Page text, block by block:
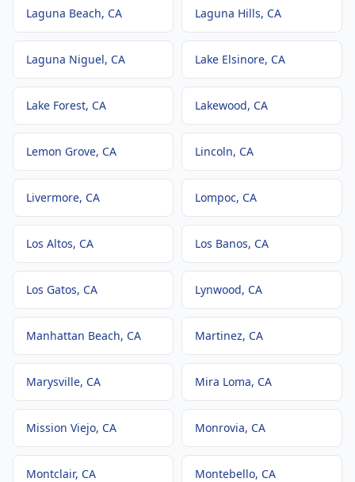
Laguna Beach, CA Laguna Hills, CA
Laguna Niguel, CA Lake Elsinore, CA
Lake Forest, CA Lakewood, CA
Lemon Grove, CA Lincoln, CA
Livermore, CA Lompoc, CA
Los Altos, CA Los Banos, CA
Los Gatos, CA Lynwood, CA
Manhattan Beach, CA Martinez, CA
Marysville, CA Mira Loma, CA
Mission Viejo, CA Monrovia, CA
Montclair, CA Montebello, CA